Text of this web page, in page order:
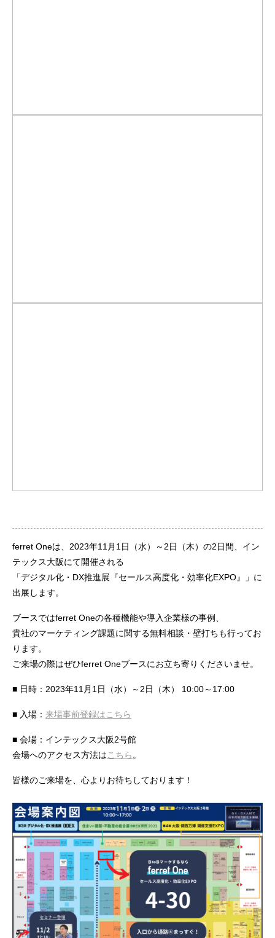
ferret Oneは、2023年11月1日（水）～2日（木）の2日間、イン
テックス大阪にて開催される
「デジタル化・DX推進展『セールス高度化・効率化EXPO』」に
出展します。
ブースではferret Oneの各種機能や導入企業様の事例、
貴社のマーケティング課題に関する無料相談・壁打ちも行ってお
ります。
ご来場の際はぜひferret Oneブースにお立ち寄りくださいませ。
■ 日時：2023年11月1日（水）～2日（木） 10:00～17:00
■ 入場： 来場事前登録はこちら
■ 会場：インテックス大阪2号館
会場へのアクセス方法は こちら 。
皆様のご来場を、心よりお待ちしております！